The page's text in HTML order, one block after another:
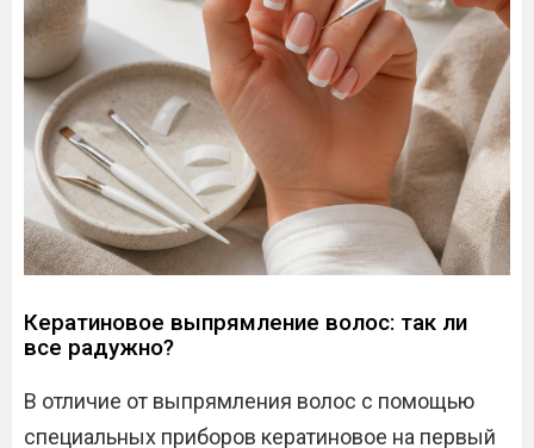
Кератиновое выпрямление волос: так ли
все радужно?
В отличие от выпрямления волос с помощью
специальных приборов кератиновое на первый